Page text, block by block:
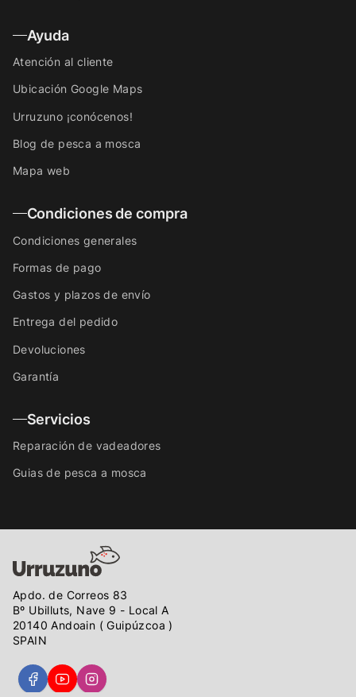
Ayuda
Atención al cliente
Ubicación Google Maps
Urruzuno ¡conócenos!
Blog de pesca a mosca
Mapa web
Condiciones de compra
Condiciones generales
Formas de pago
Gastos y plazos de envío
Entrega del pedido
Devoluciones
Garantía
Servicios
Reparación de vadeadores
Guias de pesca a mosca
Apdo. de Correos 83
Bº Ubilluts, Nave 9 - Local A
20140 Andoain ( Guipúzcoa )
SPAIN